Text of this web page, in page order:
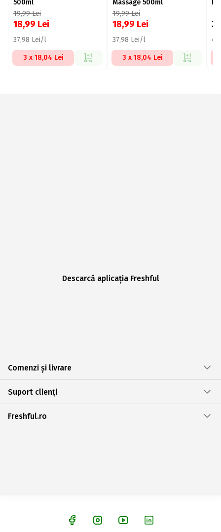
500ml
19,99Lei
18,99 Lei
37,98 Lei/l
3 x 18,04 Lei
Massage 500ml
19,99Lei
18,99 Lei
37,98 Lei/l
3 x 18,04 Lei
Descarcă aplicația Freshful
Comenzi și livrare
Suport clienți
Freshful.ro